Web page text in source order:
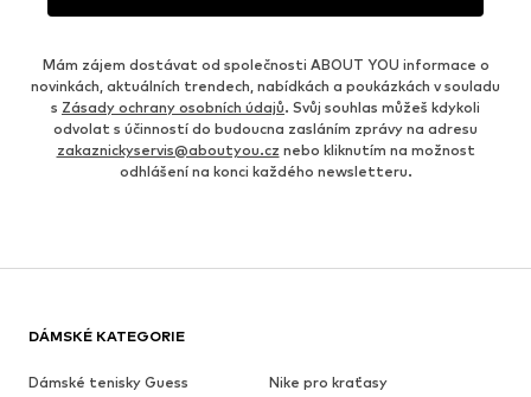
Mám zájem dostávat od společnosti ABOUT YOU informace o
novinkách, aktuálních trendech, nabídkách a poukázkách v souladu
s Zásady ochrany osobních údajů. Svůj souhlas můžeš kdykoli
odvolat s účinností do budoucna zasláním zprávy na adresu
zakaznickyservis@aboutyou.cz nebo kliknutím na možnost
odhlášení na konci každého newsletteru.
DÁMSKÉ KATEGORIE
Dámské tenisky Guess
Nike pro kraťasy